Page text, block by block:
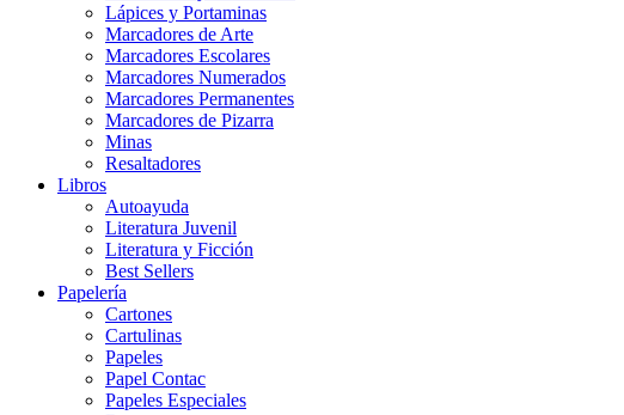
Lápices y Portaminas
Marcadores de Arte
Marcadores Escolares
Marcadores Numerados
Marcadores Permanentes
Marcadores de Pizarra
Minas
Resaltadores
Libros
Autoayuda
Literatura Juvenil
Literatura y Ficción
Best Sellers
Papelería
Cartones
Cartulinas
Papeles
Papel Contac
Papeles Especiales